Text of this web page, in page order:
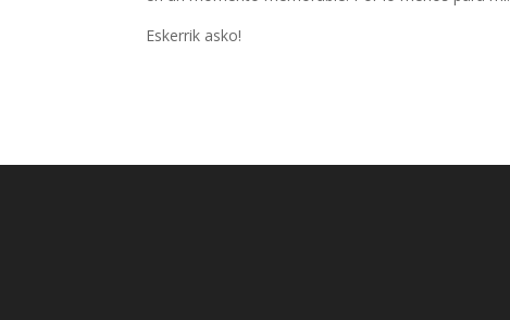
Eskerrik asko!